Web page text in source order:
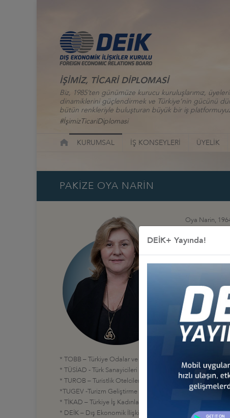
İŞİMİZ, TİCARİ DİPLOMASİ
Biz, 1985’ten günümüze kurucu kuruluşlarımız,
dinamiklerini güçlendirmek ve Türkiye’nin gücünü
bütün renkleriyle buluşturan büyük bir iş
#İşimizTicariDiplomasi
KURUMSAL İŞ KONSEYLERİ ÜYELİK
PAKİZE OYA NARİN
Oya Narin,
Öğrenim
Türkiye'de
1989'da
çeşitli
Martı Otel
Martı GYO
Lila Müzik
TOHUM -
görevlerini de
Üye Olduğu
* TOBB – Türkiye Odalar ve Borsalar Birliği -Turizm Meclis
* TÜSİAD - Türk Sanayicileri ve İş İnsanları Derneği – Üye
* TUROB – Turistlik Otelciler ve İşletmeciler Birliği – Üye
*TUGEV -Turizm Geliştirme ve Eğitim Vakfı - Yönetim
* TİKAD – Türkiye İş Kadınları Derneği – Yönetim Kurulu
* DEİK – Dış Ekonomik İlişkiler Kurulu- Kurucu Kuruluş
DEİK+ Yayında!